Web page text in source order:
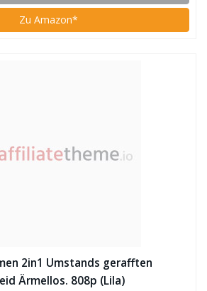
Zu Amazon*
2in1 Umstands gerafften
Ärmellos. 808p (Lila)